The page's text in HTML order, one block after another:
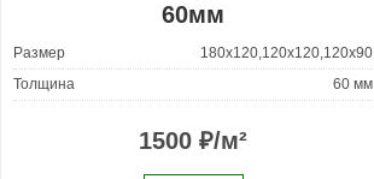
60мм
Размер
180x120,120x120,120x90
Толщина
60 мм
1500 ₽/м²